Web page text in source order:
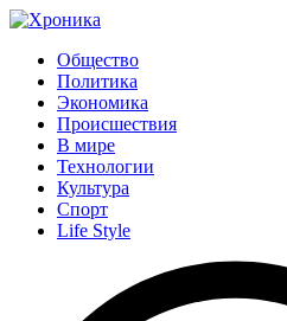
Общество
Политика
Экономика
Происшествия
В мире
Технологии
Культура
Спорт
Life Style